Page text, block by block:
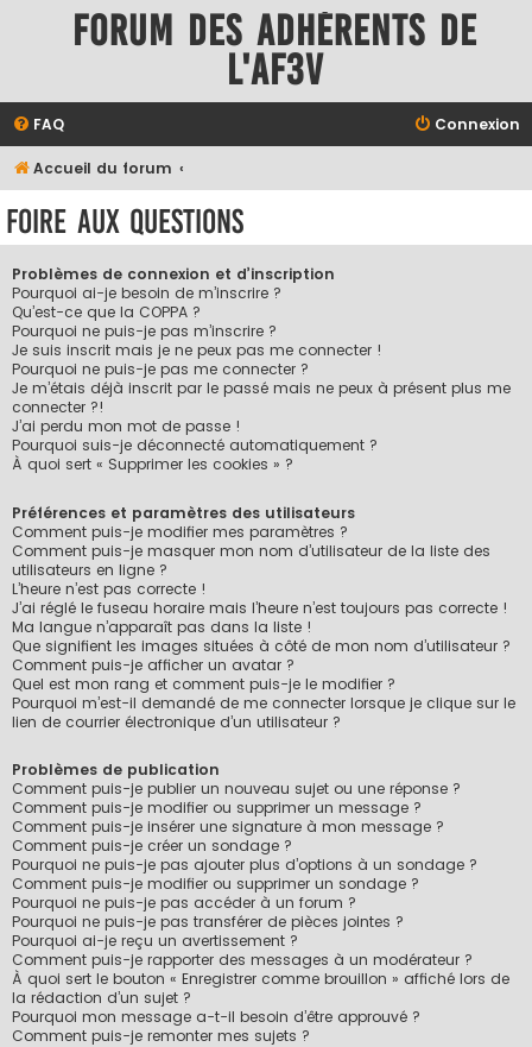
Forum des adhérents de
l'AF3V
FAQ Connexion
Accueil du forum
Foire aux questions
Problèmes de connexion et d’inscription
Pourquoi ai-je besoin de m’inscrire ?
Qu’est-ce que la COPPA ?
Pourquoi ne puis-je pas m’inscrire ?
Je suis inscrit mais je ne peux pas me connecter !
Pourquoi ne puis-je pas me connecter ?
Je m’étais déjà inscrit par le passé mais ne peux à présent plus me
connecter ?!
J’ai perdu mon mot de passe !
Pourquoi suis-je déconnecté automatiquement ?
À quoi sert « Supprimer les cookies » ?
Préférences et paramètres des utilisateurs
Comment puis-je modifier mes paramètres ?
Comment puis-je masquer mon nom d’utilisateur de la liste des
utilisateurs en ligne ?
L’heure n’est pas correcte !
J’ai réglé le fuseau horaire mais l’heure n’est toujours pas correcte !
Ma langue n’apparaît pas dans la liste !
Que signifient les images situées à côté de mon nom d’utilisateur ?
Comment puis-je afficher un avatar ?
Quel est mon rang et comment puis-je le modifier ?
Pourquoi m’est-il demandé de me connecter lorsque je clique sur le
lien de courrier électronique d’un utilisateur ?
Problèmes de publication
Comment puis-je publier un nouveau sujet ou une réponse ?
Comment puis-je modifier ou supprimer un message ?
Comment puis-je insérer une signature à mon message ?
Comment puis-je créer un sondage ?
Pourquoi ne puis-je pas ajouter plus d’options à un sondage ?
Comment puis-je modifier ou supprimer un sondage ?
Pourquoi ne puis-je pas accéder à un forum ?
Pourquoi ne puis-je pas transférer de pièces jointes ?
Pourquoi ai-je reçu un avertissement ?
Comment puis-je rapporter des messages à un modérateur ?
À quoi sert le bouton « Enregistrer comme brouillon » affiché lors de
la rédaction d’un sujet ?
Pourquoi mon message a-t-il besoin d’être approuvé ?
Comment puis-je remonter mes sujets ?